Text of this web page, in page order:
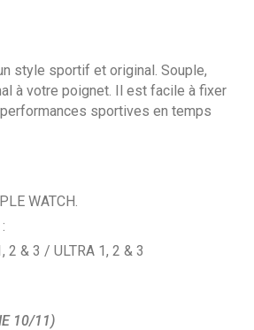
style sportif et original. Souple,
à votre poignet. Il est facile à fixer
sportives en temps
WATCH.
& 3 / ULTRA 1, 2 & 3
10/11)